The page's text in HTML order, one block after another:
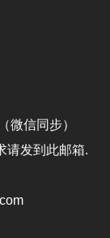
（微信同步）
请发到此邮箱.